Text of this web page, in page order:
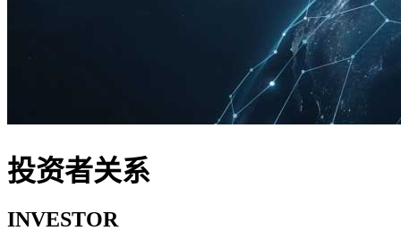
投资者关系
INVESTOR